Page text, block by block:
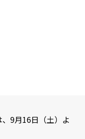
9月16日（土）よ